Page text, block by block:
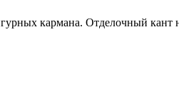
кармана. Отделочный кант